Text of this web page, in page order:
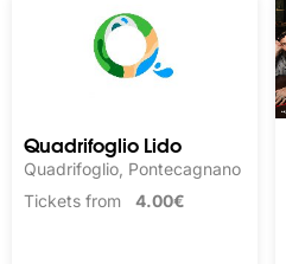
Quadrifoglio Lido
Quadrifoglio, Pontecagnano
Tickets from 4.00€